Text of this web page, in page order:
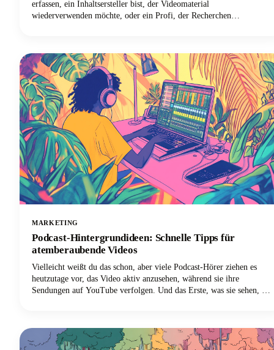
erfassen, ein Inhaltsersteller bist, der Videomaterial
wiederverwenden möchte, oder ein Profi, der Recherchen
MARKETING
Podcast-Hintergrundideen: Schnelle Tipps für
atemberaubende Videos
Vielleicht weißt du das schon, aber viele Podcast-Hörer ziehen es
heutzutage vor, das Video aktiv anzusehen, während sie ihre
Sendungen auf YouTube verfolgen. Und das Erste, was sie sehen, ist